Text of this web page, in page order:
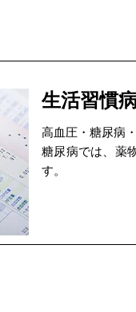
生活習慣
高血圧・糖尿病
糖尿病では、薬
す。